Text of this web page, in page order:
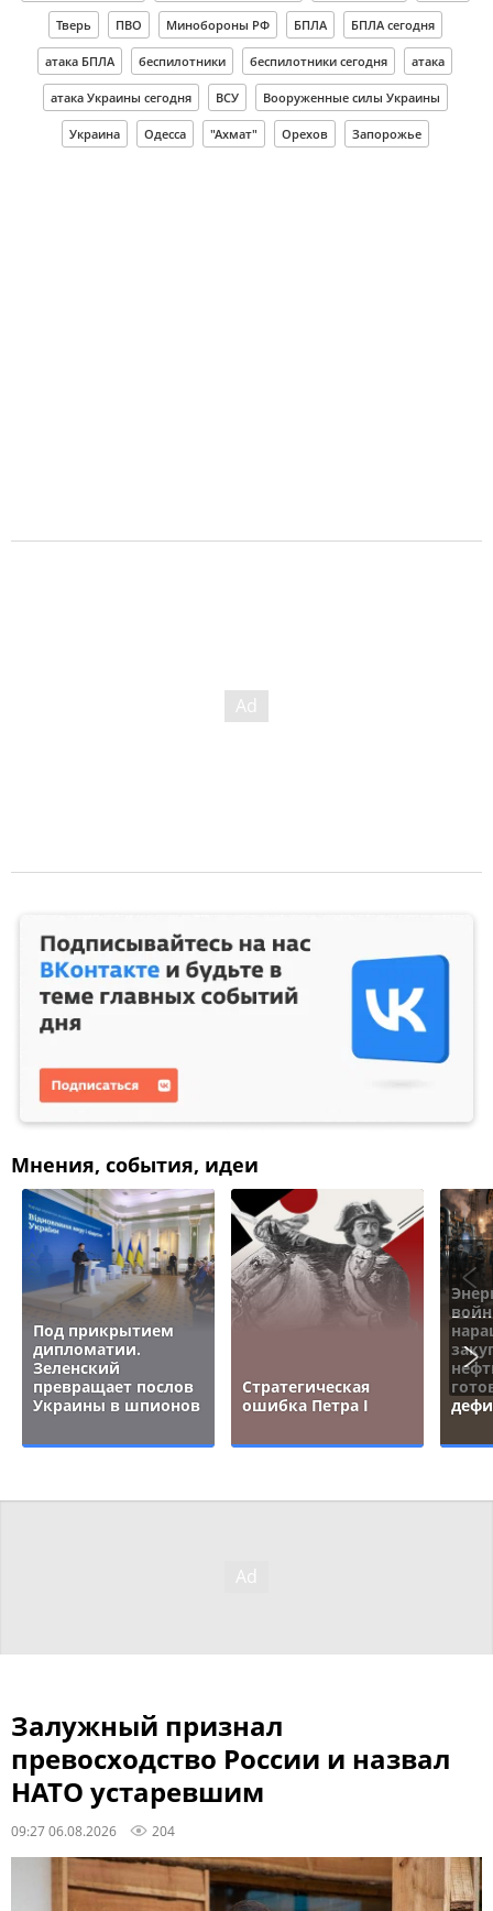
Тверь ПВО Минобороны РФ БПЛА БПЛА сегодня
атака БПЛА беспилотники беспилотники сегодня атака
атака Украины сегодня ВСУ Вооруженные силы Украины
Украина Одесса "Ахмат" Орехов Запорожье
Мнения, события, идеи
Под прикрытием
дипломатии.
Зеленский
превращает послов
Украины в шпионов
Стратегическая
ошибка Петра I
Залужный признал
превосходство России и назвал
НАТО устаревшим
09:27 06.08.2026 204